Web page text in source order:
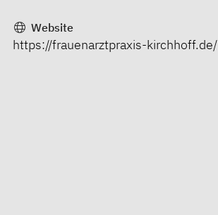
Website
https://frauenarztpraxis-kirchhoff.de/